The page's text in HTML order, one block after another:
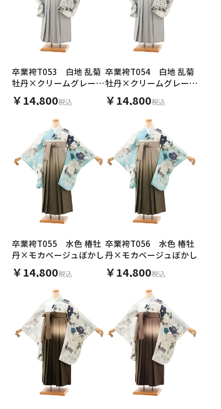
卒業袴T053 白地 乱菊
牡丹×クリームグレーぼ
かし
￥14,800税込
卒業袴T054 白地 乱菊
牡丹×クリームグレーぼ
かし
￥14,800税込
卒業袴T055 水色 椿牡
丹×モカベージュぼかし
￥14,800税込
卒業袴T056 水色 椿牡
丹×モカベージュぼかし
￥14,800税込